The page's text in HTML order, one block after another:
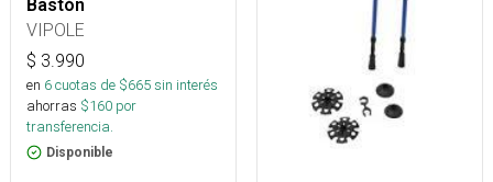
Bastón
VIPOLE
$ 3.990
en 6cuotas de $665sin interés
ahorras $160 por
transferencia.
Disponible